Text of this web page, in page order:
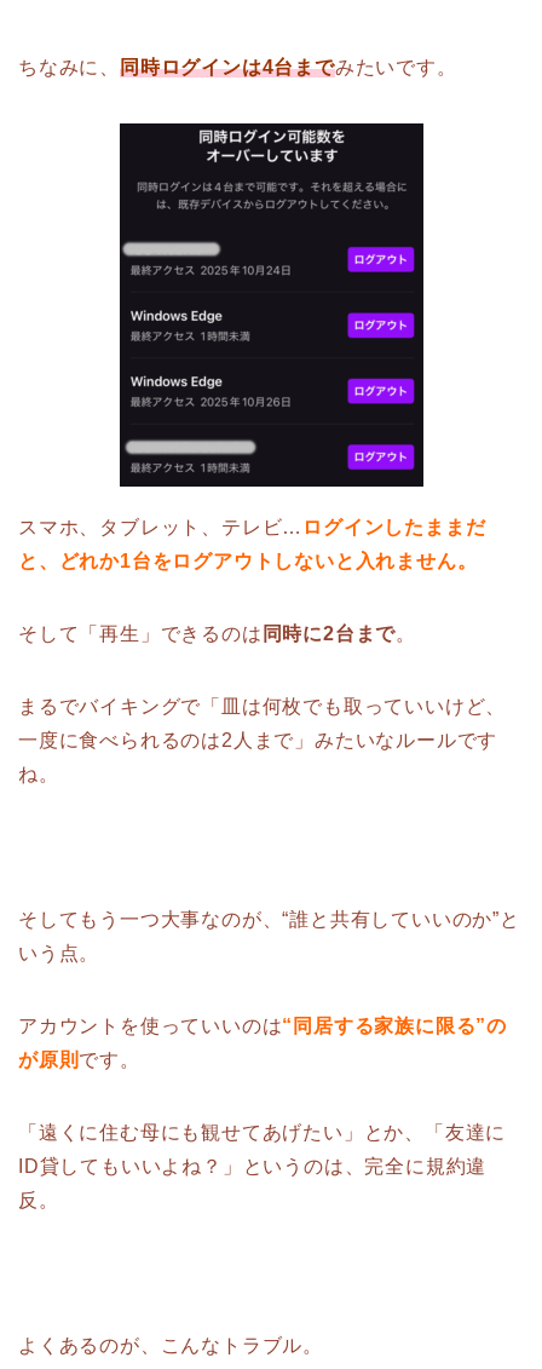
ちなみに、 同時ログインは4台までみたいです。
スマホ、タブレット、テレビ… ログインしたままだ
と、どれか1台をログアウトしないと入れません。
そして「再生」できるのは 同時に2台まで。
まるでバイキングで「皿は何枚でも取っていいけど、
一度に食べられるのは2人まで」みたいなルールです
ね。
そしてもう一つ大事なのが、“誰と共有していいのか”と
いう点。
アカウントを使っていいのは“同居する家族に限る”の
が原則 です。
「遠くに住む母にも観せてあげたい」とか、「友達に
ID貸してもいいよね？」というのは、完全に規約違
反。
よくあるのが、こんなトラブル。